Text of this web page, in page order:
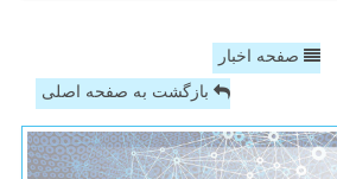
صفحه اخبار
بازگشت به صفحه اصلی